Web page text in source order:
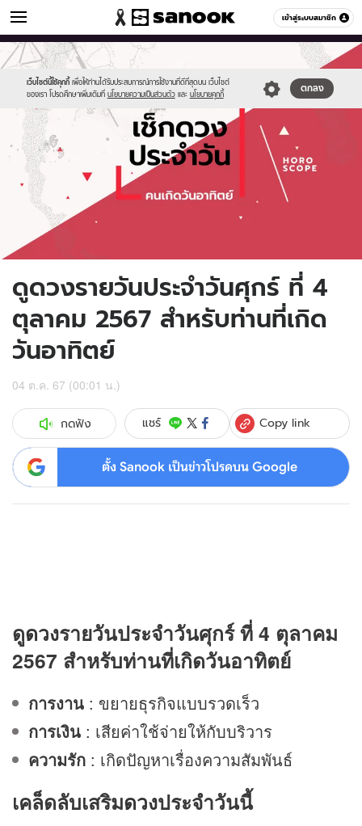
เข้าสู่ระบบสมาชิก
ดูดวง หมวดอื่นๆ
เว็บไซต์นี้ใช้คุกกี้ เพื่อให้ท่านได้รับประสบการณ์การใช้งานที่ดีที่สุดบน เว็บไซต์
ของเรา โปรดศึกษาเพิ่มเติมที่ นโยบายความเป็นส่วนตัว และ นโยบายคุกกี้
ตกลง
Sanook
//s.isanook.com/sr/0/images/logo-
new-
sanook.png
600
60
//s.isanook.com/ho/0/ud/fxd/day/daily-
horoscope-
sunday.jpg
ดูดวงรายวันประจำวันศุกร์ ที่ 4
ตุลาคม 2567 สำหรับท่านที่เกิด
วันอาทิตย์
04 ต.ค. 67 (00:01 น.)
กดฟัง แชร์ Copy link
ตั้ง Sanook เป็นข่าวโปรดบน Google
ดูดวงรายวันประจำวันศุกร์ ที่ 4 ตุลาคม
2567 สำหรับท่านที่เกิดวันอาทิตย์
การงาน : ขยายธุรกิจแบบรวดเร็ว
การเงิน : เสียค่าใช้จ่ายให้กับบริวาร
ความรัก : เกิดปัญหาเรื่องความสัมพันธ์
เคล็ดลับเสริมดวงประจำวันนี้